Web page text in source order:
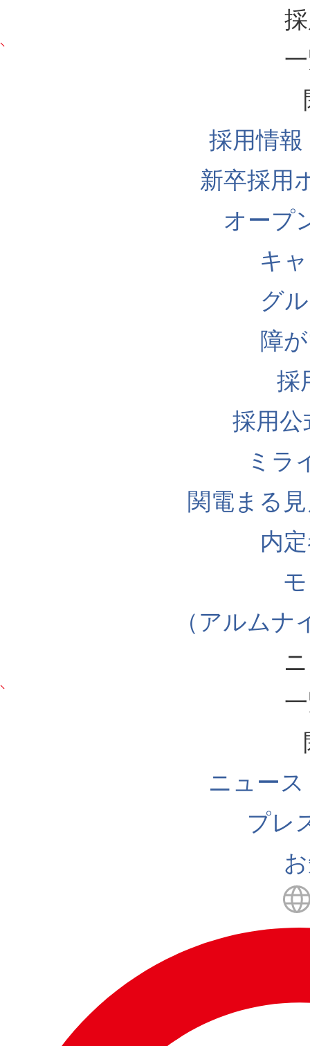
採用情
新卒採用
オープ
キ
グ
障
採
採用公
ミラ
関電まる
内
（アルム
ニュー
プレ